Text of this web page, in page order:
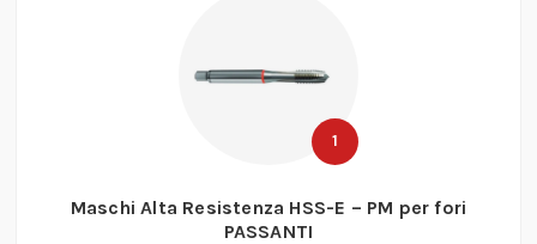
1
Maschi Alta Resistenza HSS-E – PM per fori
PASSANTI